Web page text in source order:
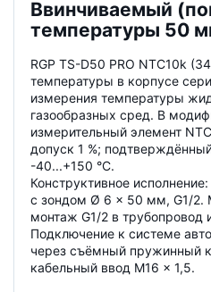
Ввинчиваемый
температуры 50
RGP TS-D50 PRO NTC10k
температуры в корпусе
измерения температуры
газообразных сред. В
измерительный элемент
допуск 1 %;
-40...+150 °C.
Конструктивное
с зондом Ø 6 × 50 мм, G1/2.
монтаж G1/2 в трубопровод
Подключение к системе
через съёмный пружинный
кабельный ввод M16 × 1,5.